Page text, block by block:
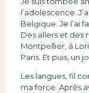
l’adolescence.
Belgique. Je l’ai
Des allers et des
Montpellier, à
Paris. Et puis, un
Les langues, fil
ma force. Après